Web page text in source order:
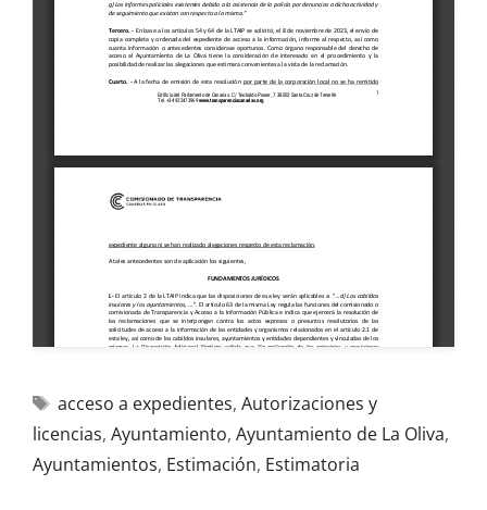
acceso a expedientes, Autorizaciones y
licencias, Ayuntamiento, Ayuntamiento de La Oliva,
Ayuntamientos, Estimación, Estimatoria